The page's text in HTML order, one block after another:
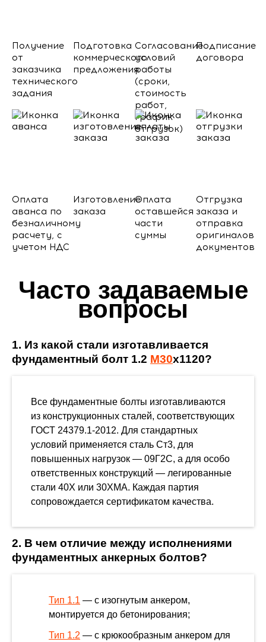
Получение
от
заказчика
технического
задания
Подготовка
коммерческого
предложения
Согласование
условий
работы
(сроки,
стоимость
работ,
график
отгрузок)
Подписание
договора
Оплата
аванса по
безналичному
расчету, с
учетом НДС
Изготовление
заказа
Оплата
оставшейся
части
суммы
Отгрузка
заказа и
отправка
оригиналов
документов
Часто задаваемые
вопросы
1. Из какой стали изготавливается
фундаментный болт 1.2 М30х1120?
Все фундаментные болты изготавливаются
из конструкционных сталей, соответствующих
ГОСТ 24379.1-2012. Для стандартных
условий применяется сталь Ст3, для
повышенных нагрузок — 09Г2С, а для особо
ответственных конструкций — легированные
стали 40Х или 30ХМА. Каждая партия
сопровождается сертификатом качества.
2. В чем отличие между исполнениями
фундаментных анкерных болтов?
Тип 1.1 — с изогнутым анкером,
монтируется до бетонирования;
Тип 1.2 — с крюкообразным анкером для